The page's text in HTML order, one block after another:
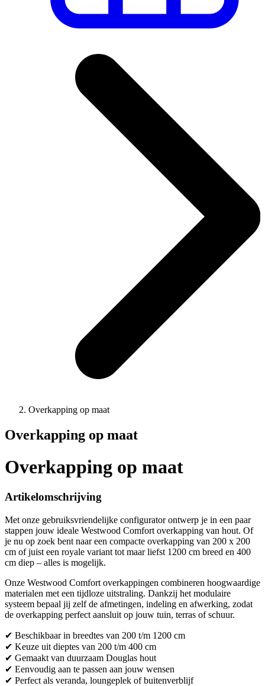
Overkapping op maat
Overkapping op maat
Overkapping op maat
Artikelomschrijving
Met onze gebruiksvriendelijke configurator ontwerp je in een paar
stappen jouw ideale Westwood Comfort overkapping van hout. Of
je nu op zoek bent naar een compacte overkapping van 200 x 200
cm of juist een royale variant tot maar liefst 1200 cm breed en 400
cm diep – alles is mogelijk.
Onze Westwood Comfort overkappingen combineren hoogwaardige
materialen met een tijdloze uitstraling. Dankzij het modulaire
systeem bepaal jij zelf de afmetingen, indeling en afwerking, zodat
de overkapping perfect aansluit op jouw tuin, terras of schuur.
✔ Beschikbaar in breedtes van 200 t/m 1200 cm
✔ Keuze uit dieptes van 200 t/m 400 cm
✔ Gemaakt van duurzaam Douglas hout
✔ Eenvoudig aan te passen aan jouw wensen
✔ Perfect als veranda, loungeplek of buitenverblijf